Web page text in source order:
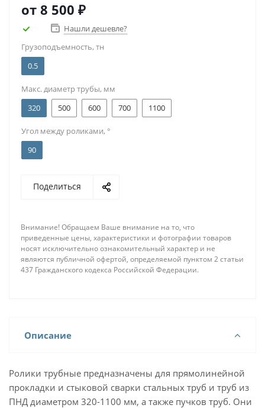
от 8 500 ₽
Нашли дешевле?
Грузоподъемность, тн
0.5
Макс. диаметр трубы, мм
320
500 600 700 1100
Угол между роликами, °
90
Поделиться
Внимание! Обращаем Ваше внимание на то, что
приведенные цены, характеристики и фотографии товаров
носят исключительно ознакомительный характер и не
являются публичной офертой, определяемой пунктом 2 статьи
437 Гражданского кодекса Российской Федерации.
Описание
Ролики трубные предназначены для прямолинейной
прокладки и стыковой сварки стальных труб и труб из
ПНД диаметром 320-1100 мм, а также пучков труб. Они